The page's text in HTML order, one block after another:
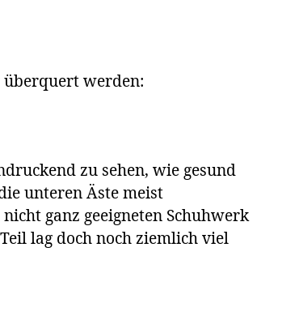
überquert werden:
zu sehen, wie gesund
unteren Äste meist
ganz geeigneten Schuhwerk
lag doch noch ziemlich viel